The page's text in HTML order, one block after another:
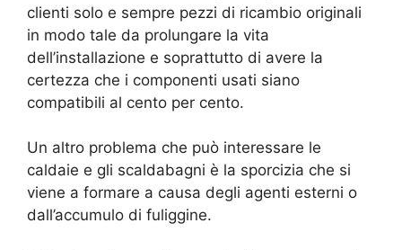
clienti solo e sempre pezzi di ricambio originali
in modo tale da prolungare la vita
dell’installazione e soprattutto di avere la
certezza che i componenti usati siano
compatibili al cento per cento.
Un altro problema che può interessare le
caldaie e gli scaldabagni è la sporcizia che si
viene a formare a causa degli agenti esterni o
dall’accumulo di fuliggine.